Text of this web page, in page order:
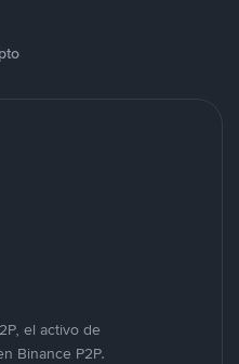
el activo de
Binance P2P.